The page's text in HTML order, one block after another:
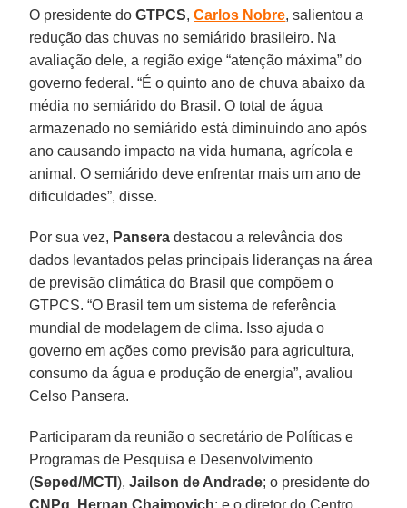
O presidente doGTPCS,Carlos Nobre, salientou a
redução das chuvas no semiárido brasileiro. Na
avaliação dele, a região exige “atenção máxima” do
governo federal. “É o quinto ano de chuva abaixo da
média no semiárido do Brasil. O total de água
armazenado no semiárido está diminuindo ano após
ano causando impacto na vida humana, agrícola e
animal. O semiárido deve enfrentar mais um ano de
dificuldades”, disse.
Por sua vez, Pansera destacou a relevância dos
dados levantados pelas principais lideranças na área
de previsão climática do Brasil que compõem o
GTPCS. “O Brasil tem um sistema de referência
mundial de modelagem de clima. Isso ajuda o
governo em ações como previsão para agricultura,
consumo da água e produção de energia”, avaliou
Celso Pansera.
Participaram da reunião o secretário de Políticas e
Programas de Pesquisa e Desenvolvimento
(Seped/MCTI),Jailson de Andrade; o presidente do
CNPq
Hernan Chaimovich; e o diretor do Centro